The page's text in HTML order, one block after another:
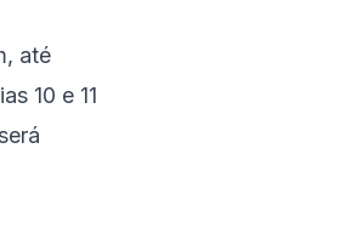
até
10 e 11